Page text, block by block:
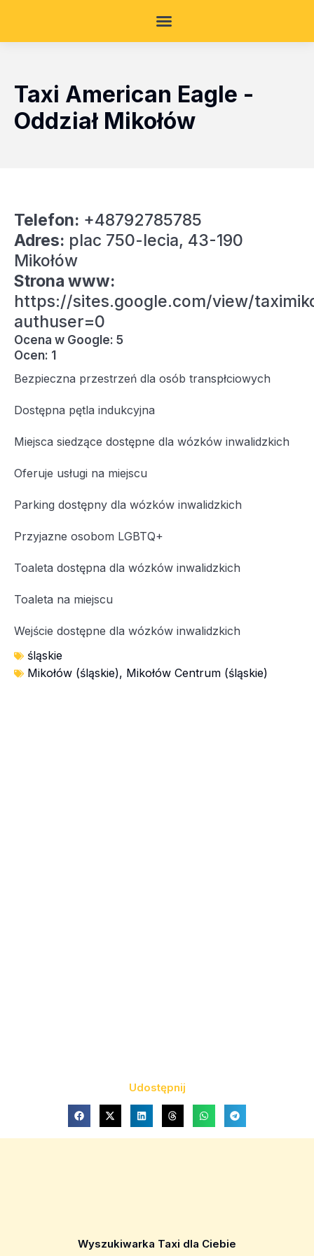
Taxi American Eagle -
Oddział Mikołów
Telefon: +48792785785
Adres: plac 750-lecia, 43-190
Mikołów
Strona www:
https://sites.google.com/view/
authuser=0
Ocena w Google: 5
Ocen: 1
Bezpieczna przestrzeń dla osób transpłciowych
Dostępna pętla indukcyjna
Miejsca siedzące dostępne dla wózków inwalidzkich
Oferuje usługi na miejscu
Parking dostępny dla wózków inwalidzkich
Przyjazne osobom LGBTQ+
Toaleta dostępna dla wózków inwalidzkich
Toaleta na miejscu
Wejście dostępne dla wózków inwalidzkich
śląskie
Mikołów (śląskie), Mikołów Centrum (śląskie)
Udostępnij
Wyszukiwarka Taxi dla Ciebie